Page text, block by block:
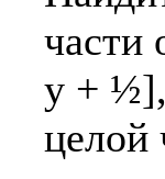
части
y + ½],
целой